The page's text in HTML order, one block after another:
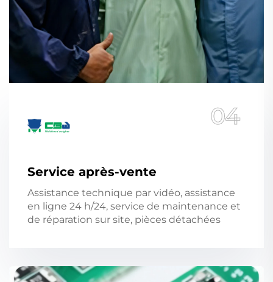
04
Service après-vente
Assistance technique par vidéo, assistance
en ligne 24 h/24, service de maintenance et
de réparation sur site, pièces détachées